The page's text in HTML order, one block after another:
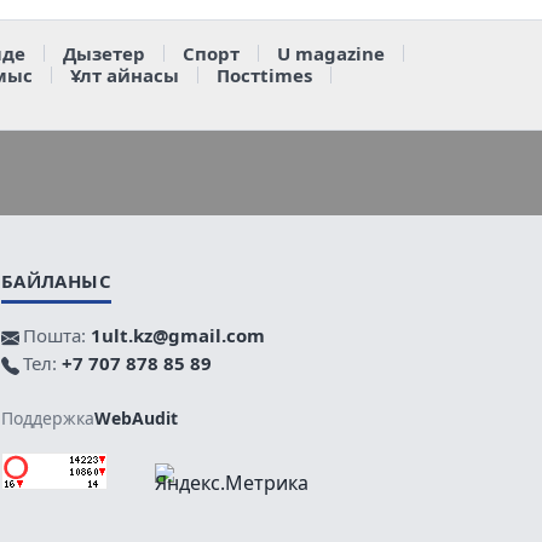
Дызетер Спорт
U magazine
Ұлт айнасы Постtimes
БАЙЛАНЫС
Пошта: 1ult.kz@gmail.com
Тел: +7 707 878 85 89
ПоддержкаWebAudit